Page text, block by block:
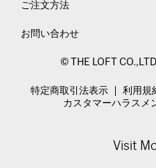
ご注文方法
お問い合わせ
© THE LOFT
特定商取引法表示 利用規
カスタマーハラスメ
Visit